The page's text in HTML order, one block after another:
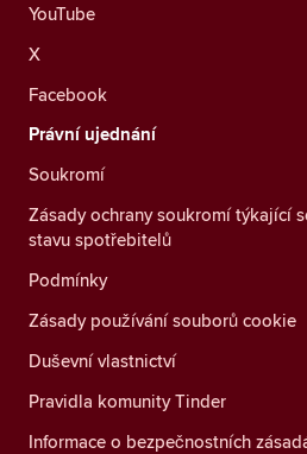
YouTube
X
Facebook
Právní ujednání
Soukromí
Zásady ochrany soukromí týkající
stavu spotřebitelů
Podmínky
Zásady používání souborů cookie
Duševní vlastnictví
Pravidla komunity Tinder
Informace o bezpečnostních